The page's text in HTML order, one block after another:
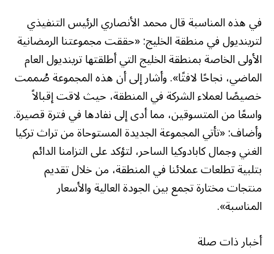
في هذه المناسبة قال محمد الأنصاري الرئيس التنفيذي
لترينديول في منطقة الخليج: «حققت مجموعتنا الرمضانية
الأولى الخاصة بمنطقة الخليج التي أطلقتها ترينديول العام
الماضي، نجاحًا لافتًا». وأشار إلى أن هذه المجموعة صُممت
خصيصًا لعملاء الشركة في المنطقة، حيث لاقت إقبالاً
واسعًا من المتسوقين، مما أدى إلى نفادها في فترة قصيرة.
وأضاف: «تأتي المجموعة الجديدة المستوحاة من تراث تركيا
الغني وجمال كابادوكيا الساحر، لتؤكد على التزامنا الدائم
بتلبية تطلعات عملائنا في المنطقة، من خلال تقديم
منتجات مختارة تجمع بين الجودة العالية والأسعار
المناسبة».
أخبار ذات صلة